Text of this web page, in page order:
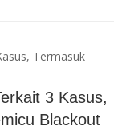
3 Kasus,
Blackout